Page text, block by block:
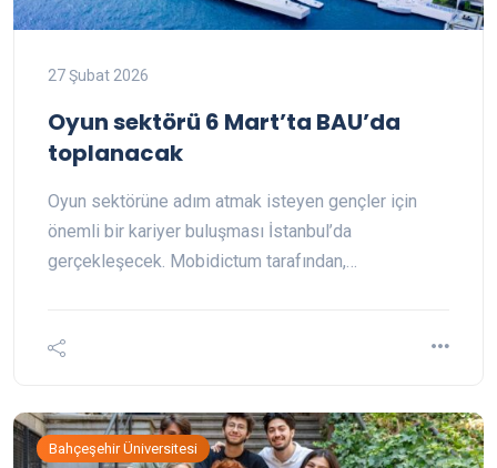
27 Şubat 2026
Oyun sektörü 6 Mart’ta BAU’da
toplanacak
Oyun sektörüne adım atmak isteyen gençler için
önemli bir kariyer buluşması İstanbul’da
gerçekleşecek. Mobidictum tarafından,…
Bahçeşehir Üniversitesi